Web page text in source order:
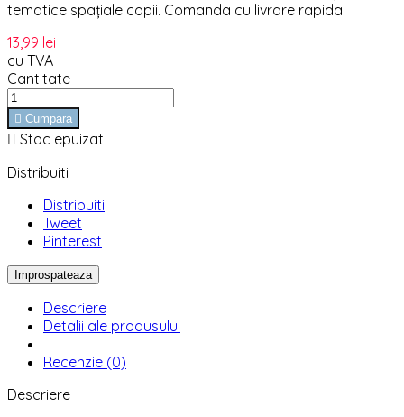
tematice spațiale copii. Comanda cu livrare rapida!
13,99 lei
cu TVA
Cantitate
 Cumpara
 Stoc epuizat
Distribuiti
Distribuiti
Tweet
Pinterest
Descriere
Detalii ale produsului
Recenzie (0)
Descriere